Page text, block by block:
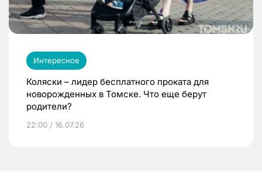
Интересное
Коляски – лидер бесплатного проката для
новорожденных в Томске. Что еще берут
родители?
22:00 / 16.07.26